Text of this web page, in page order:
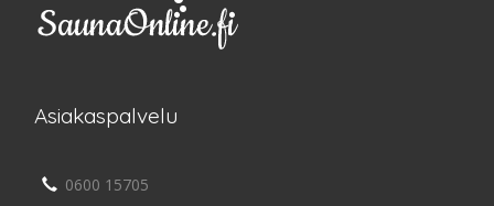
Asiakaspalvelu
0600 15705